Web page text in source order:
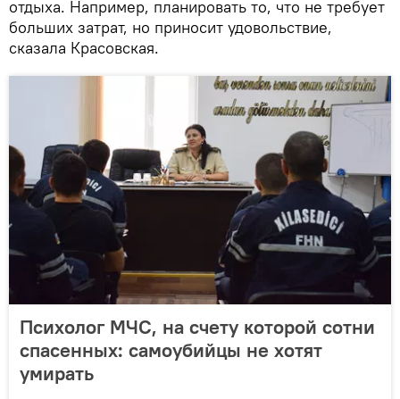
отдыха. Например, планировать то, что не требует
больших затрат, но приносит удовольствие,
сказала Красовская.
Психолог МЧС, на счету которой сотни
спасенных: самоубийцы не хотят
умирать